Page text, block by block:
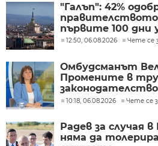
"Галъп": 42%
правителството
първите 100 дни
12:50, 06.08.2026 Чете се
Омбудсманът
Промените в
правят през
10:18, 06.08.2026 Чете се
Радев за случая
няма да